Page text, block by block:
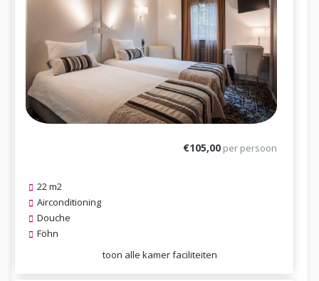
€105,00 per persoon
22 m2
Airconditioning
Douche
Föhn
toon alle kamer faciliteiten